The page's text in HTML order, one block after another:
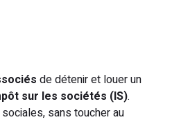
de détenir et louer un
sur les sociétés (IS).
sans toucher au